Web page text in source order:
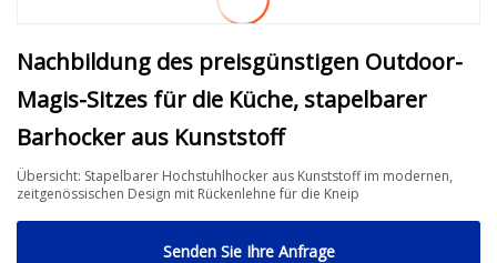
Nachbildung des preisgünstigen Outdoor-
Magis-Sitzes für die Küche, stapelbarer
Barhocker aus Kunststoff
Übersicht: Stapelbarer Hochstuhlhocker aus Kunststoff im modernen,
zeitgenössischen Design mit Rückenlehne für die Kneip
Senden Sie Ihre Anfrage